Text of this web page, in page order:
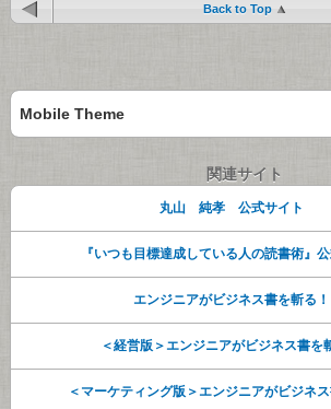
Back to Top
Mobile Theme
関連サイト
丸山 純孝 公式サイト
『いつも目標達成している人の読書術』
エンジニアがビジネス書を斬る！
＜経営版＞エンジニアがビジネス書を
＜マーケティング版＞エンジニアがビジネス